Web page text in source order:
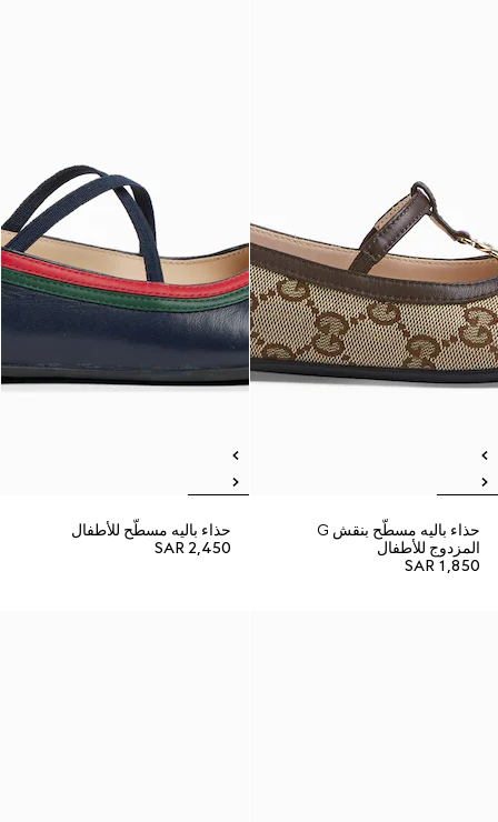
حذاء باليه مسطّح بنقش G
المزدوج للأطفال
SAR 1,850
حذاء باليه مسطّح للأطفال
SAR 2,450